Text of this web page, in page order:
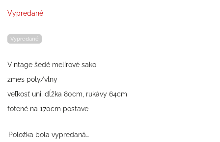
Vypredané
Vintage šedé melírové sako
zmes poly/vlny
veľkosť uni, dĺžka 80cm, rukávy 64cm
fotené na 170cm postave
Vypredané
Položka bola vypredaná…